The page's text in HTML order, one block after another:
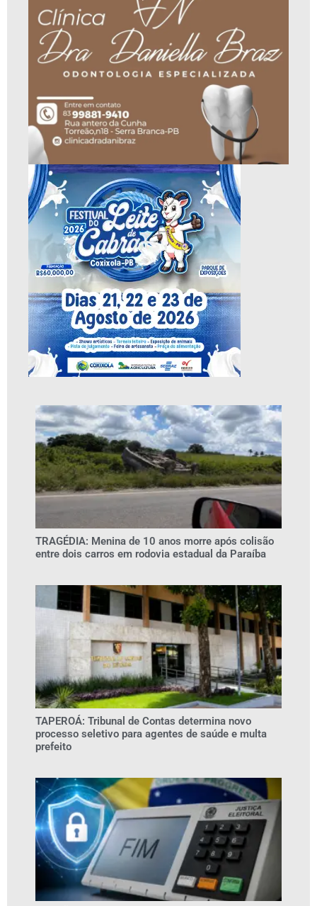
TRAGÉDIA: Menina de 10 anos morre após colisão
entre dois carros em rodovia estadual da Paraíba
TAPEROÁ: Tribunal de Contas determina novo
processo seletivo para agentes de saúde e multa
prefeito